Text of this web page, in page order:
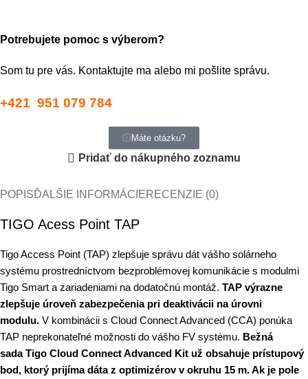
Potrebujete pomoc s výberom?
Som tu pre vás. Kontaktujte ma alebo mi pošlite správu.
+421 951 079 784
Máte otázku?
Pridať do nákupného zoznamu
POPISĎALŠIE INFORMÁCIERECENZIE (0)
TIGO Acess Point TAP
Tigo Access Point (TAP) zlepšuje správu dát vášho solárneho
systému prostredníctvom bezproblémovej komunikácie s modulmi
Tigo Smart a zariadeniami na dodatočnú montáž. TAP výrazne
zlepšuje úroveň zabezpečenia pri deaktivácii na úrovni
modulu. V kombinácii s Cloud Connect Advanced (CCA) ponúka
TAP neprekonateľné možnosti do vášho FV systému. Bežná
sadaTigo Cloud Connect Advanced Kit už obsahuje prístupový
bod, ktorý prijíma dáta z optimizérov v okruhu 15 m. Ak je pole